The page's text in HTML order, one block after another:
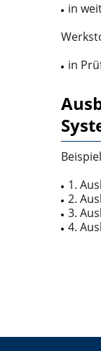
in
in
1.
2.
3.
4.